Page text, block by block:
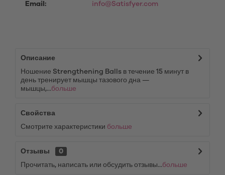
Email:
info@Satisfyer.com
Описание
Ношение Strengthening Balls в течение 15 минут в
день тренирует мышцы тазового дна —
мышцы,...больше
Свойства
Смотрите характеристики больше
Отзывы
0
Прочитать, написать или обсудить отзывы...больше